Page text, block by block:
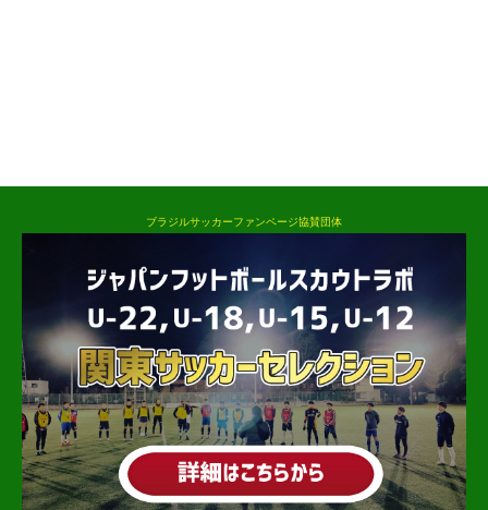
ブラジルサッカーファンページ協賛団体